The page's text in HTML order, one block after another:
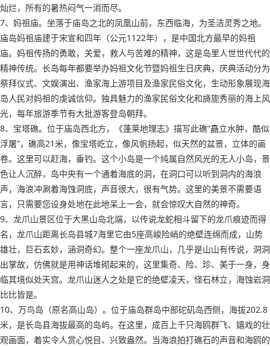
灿烂，所有的暑热闷气一消而尽。
7、妈祖庙。坐落于庙岛之北的凤凰山前，东西临海，为圣洁灵秀之地。
庙岛妈祖庙建于宋宣和四年（公元1122年），是中国北方最早的妈祖
庙。妈祖传扬的勇敢，关爱，救人与苦难的精神，这是岛里人世世代代的
精神传统。长岛每年都要举办妈祖文化节暨妈祖生日庆典，庆典活动分为
祭拜仪式、文娱演出、渔家海上游项目及渔家民俗文化，生动形象展现海
岛人民对妈祖的虔诚信仰。独具魅力的渔家民俗文化和旖旎秀丽的海上风
光，每年旅游季节有大批游客登岛朝拜。
8、宝塔礁。位于庙岛西北方，《蓬莱地理志》描写此礁“矗立水肿，酷似
浮屠”，礁高21米，像宝塔屹立，像风帆扬起，似天然的盆景，立体的画
卷。这里可以赶海，垂钓。这个小岛是一个纯属自然风光的无人小岛，景
色让人沉醉，岛中央有一个通着海底的洞，在洞口可以听到洞内的海浪
声，海浪冲涮着海蚀洞底，声音很大，很有气势。这里的美景不需要语
言，只需要您设身处地在此地呆上一会，就会惊叹大自然的神奇。
9、龙爪山景区位于大黑山岛北端，以传说龙蛇相斗留下的龙爪痕迹而得
名，龙爪山距离长岛县城7海里它由5座高峻险峭的绝壁连绵而成，山势
雄壮，巨石玄妙，涵洞奇幻。整个一座龙爪山，几乎是山山有传说，洞洞
出掌故，仿佛就是用神话堆砌起来的，这里集奇、险、珍、美于一身，身
临其境似处天宫。龙爪山迷人之处是它的绝壁凌天，怪石林立，海蚀岩洞
比比皆是。
10、万鸟岛（原名高山岛）。位于庙岛群岛中部砣矶岛西侧，海拔202.8
米，是长岛县海拔最高的岛屿。在这里，成百上千只海鸥群飞、嬉戏的壮
观画面，着实令人赏心悦目、兴致盎然。当海浪拍打礁石的声音和海鸥的